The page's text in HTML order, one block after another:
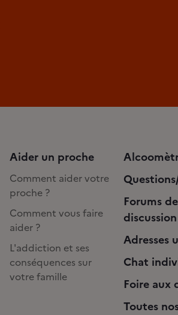
Aider un proche
Comment aider votre
proche ?
Comment vous faire
aider ?
L'addiction et ses
conséquences sur
votre famille
Forums de
discussion
Adresses
Chat
Foire aux
Toutes